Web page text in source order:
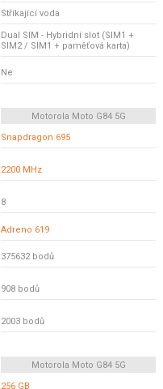
Stříkající voda
Dual SIM - Hybridní slot (SIM1 +
SIM2 / SIM1 + paměťová karta)
Ne
Motorola Moto G84 5G
Snapdragon 695
2200 MHz
8
Adreno 619
375632 bodů
908 bodů
2003 bodů
Motorola Moto G84 5G
256 GB